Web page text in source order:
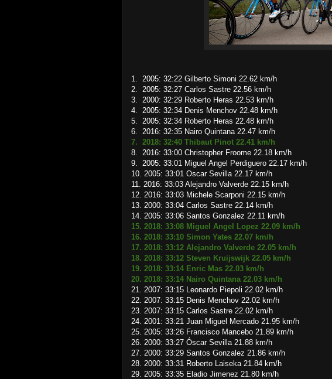
1. 2005: 32:22 Gilberto Simoni 22.62 km/h
2. 2005: 32:27 Carlos Sastre 22.56 km/h
3. 2000: 32:29 Roberto Heras 22.53 km/h
4. 2005: 32:34 Denis Menchov 22.48 km/h
5. 2005: 32:34 Roberto Heras 22.48 km/h
6. 2016: 32:35 Nairo Quintana 22.47 km/h
7. 2018: 32:40 Thibaut Pinot 22.41 km/h
8. 2016: 33:00 Christopher Froome 22.18 km/h
9. 2005: 33:01 Miguel Angel Perdiguero 22.17 km/h
10. 2005: 33:01 Oscar Sevilla 22.17 km/h
11. 2016: 33:03 Alejandro Valverde 22.15 km/h
12. 2016: 33:03 Michele Scarponi 22.15 km/h
13. 2000: 33:04 Carlos Sastre 22.14 km/h
14. 2005: 33:06 Santos Gonzalez 22.11 km/h
15. 2018: 33:08 Miguel Angel Lopez 22.09 km/h
16. 2018: 33:10 Simon Yates 22.07 km/h
17. 2018: 33:12 Alejandro Valverde 22.05 km/h
18. 2018: 33:12 Steven Kruijswijk 22.05 km/h
19. 2018: 33:14 Enric Mas 22.03 km/h
20. 2018: 33:14 Nairo Quintana 22.03 km/h
21. 2007: 33:15 Leonardo Piepoli 22.02 km/h
22. 2007: 33:15 Denis Menchov 22.02 km/h
23. 2007: 33:15 Carlos Sastre 22.02 km/h
24. 2001: 33:21 Juan Miguel Mercado 21.95 km/h
25. 2005: 33:26 Francisco Mancebo 21.89 km/h
26. 2000: 33:27 Óscar Sevilla 21.88 km/h
27. 2000: 33:29 Santos Gonzalez 21.86 km/h
28. 2000: 33:31 Roberto Laiseka 21.84 km/h
29. 2005: 33:35 Eladio Jimenez 21.80 km/h